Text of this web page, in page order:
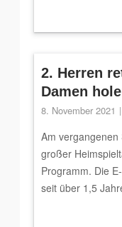
2. Herren
Damen
8. November 2021
Am
großer
Programm. Die
seit über 1,5